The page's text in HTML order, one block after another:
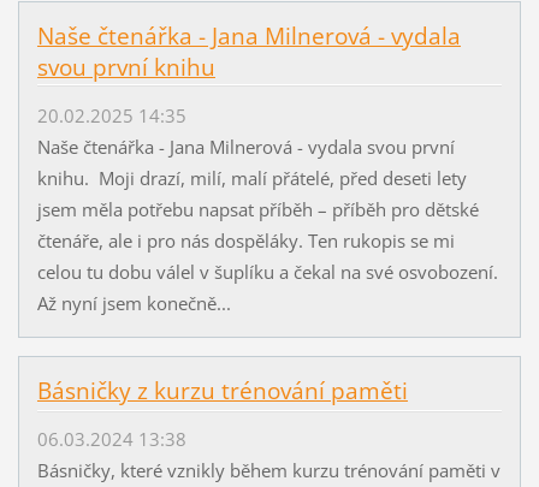
Naše čtenářka - Jana Milnerová - vydala
svou první knihu
20.02.2025 14:35
Naše čtenářka - Jana Milnerová - vydala svou první
knihu. Moji drazí, milí, malí přátelé, před deseti lety
jsem měla potřebu napsat příběh – příběh pro dětské
čtenáře, ale i pro nás dospěláky. Ten rukopis se mi
celou tu dobu válel v šuplíku a čekal na své osvobození.
Až nyní jsem konečně...
Básničky z kurzu trénování paměti
06.03.2024 13:38
Básničky, které vznikly během kurzu trénování paměti v